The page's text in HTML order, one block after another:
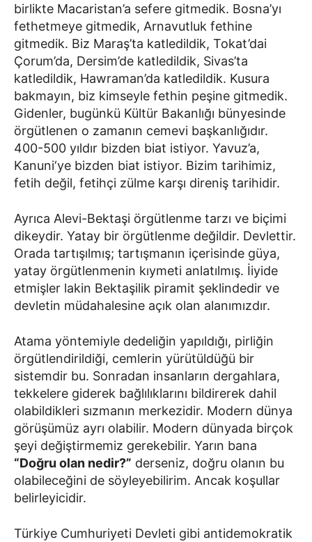
birlikte Macaristan’a sefere gitmedik. Bosna’yı
fethetmeye gitmedik, Arnavutluk fethine
gitmedik. Biz Maraş’ta katledildik, Tokat’dai
Çorum’da, Dersim’de katledildik, Sivas’ta
katledildik, Hawraman’da katledildik. Kusura
bakmayın, biz kimseyle fethin peşine gitmedik.
Gidenler, bugünkü Kültür Bakanlığı bünyesinde
örgütlenen o zamanın cemevi başkanlığıdır.
400-500 yıldır bizden biat istiyor. Yavuz’a,
Kanuni‘ye bizden biat istiyor. Bizim tarihimiz,
fetih değil, fetihçi zülme karşı direniş tarihidir.
Ayrıca Alevi-Bektaşi örgütlenme tarzı ve biçimi
dikeydir. Yatay bir örgütlenme değildir. Devlettir.
Orada tartışılmış; tartışmanın içerisinde güya,
yatay örgütlenmenin kıymeti anlatılmış. İiyide
etmişler lakin Bektaşilik piramit şeklindedir ve
devletin müdahalesine açık olan alanımızdır.
Atama yöntemiyle dedeliğin yapıldığı, pirliğin
örgütlendirildiği, cemlerin yürütüldüğü bir
sistemdir bu. Sonradan insanların dergahlara,
tekkelere giderek bağlılıklarını bildirerek dahil
olabildikleri sızmanın merkezidir. Modern dünya
görüşümüz ayrı olabilir. Modern dünyada birçok
şeyi değiştirmemiz gerekebilir. Yarın bana
“Doğru olan nedir?” derseniz, doğru olanın bu
olabileceğini de söyleyebilirim. Ancak koşullar
belirleyicidir.
Türkiye Cumhuriyeti Devleti gibi antidemokratik